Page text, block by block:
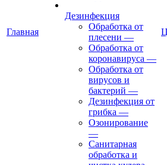
Главная
Дезинфекция
Обработка от
плесени —
Обработка от
коронавируса —
Обработка от
вирусов и
бактерий —
Дезинфекция от
грибка —
Озонирование
—
Санитарная
обработка и